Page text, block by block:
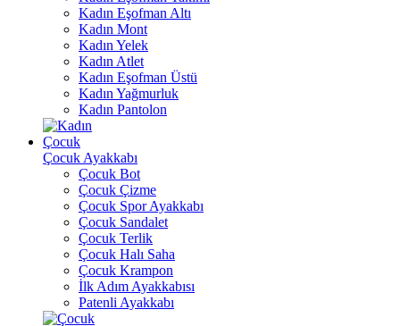
Kadın Eşofman Altı
Kadın Mont
Kadın Yelek
Kadın Atlet
Kadın Eşofman Üstü
Kadın Yağmurluk
Kadın Pantolon
Çocuk
Çocuk Ayakkabı
Çocuk Bot
Çocuk Çizme
Çocuk Spor Ayakkabı
Çocuk Sandalet
Çocuk Terlik
Çocuk Halı Saha
Çocuk Krampon
İlk Adım Ayakkabısı
Patenli Ayakkabı